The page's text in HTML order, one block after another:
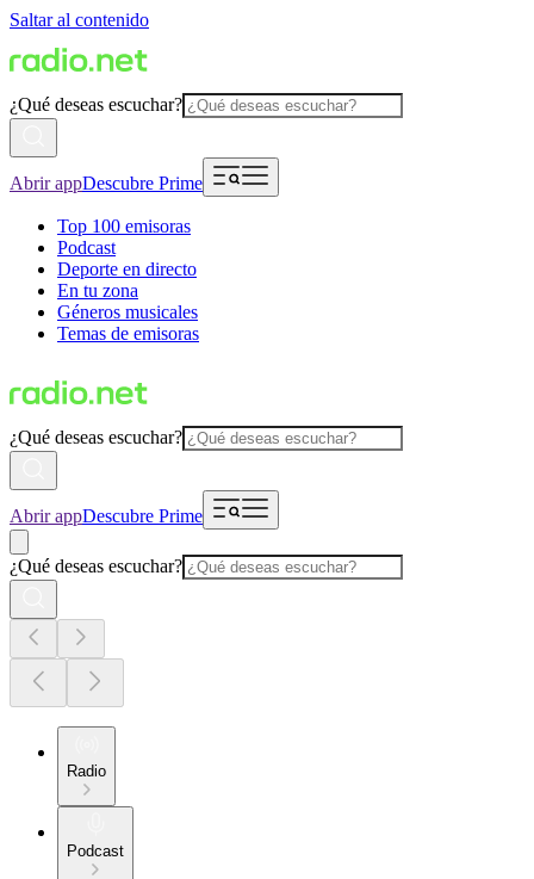
Saltar al contenido
¿Qué deseas escuchar?
Abrir appDescubre Prime
Top 100 emisoras
Podcast
Deporte en directo
En tu zona
Géneros musicales
Temas de emisoras
¿Qué deseas escuchar?
Abrir appDescubre Prime
¿Qué deseas escuchar?
Radio
Podcast